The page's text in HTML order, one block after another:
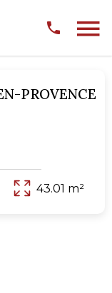
PROVENCE
43.01 m²